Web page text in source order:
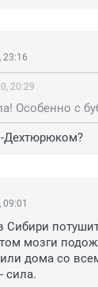
23:16
20:29
Сибири
мозги
дома со
сила.